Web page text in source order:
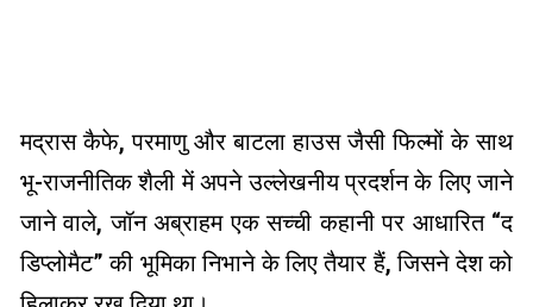
मद्रास कैफे, परमाणु और बाटला हाउस जैसी फिल्मों के साथ
भू-राजनीतिक शैली में अपने उल्लेखनीय प्रदर्शन के लिए जाने
जाने वाले, जॉन अब्राहम एक सच्ची कहानी पर आधारित “द
डिप्लोमैट” की भूमिका निभाने के लिए तैयार हैं, जिसने देश को